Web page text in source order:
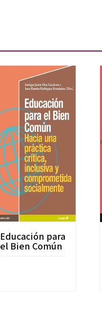
Educación para
el Bien Común